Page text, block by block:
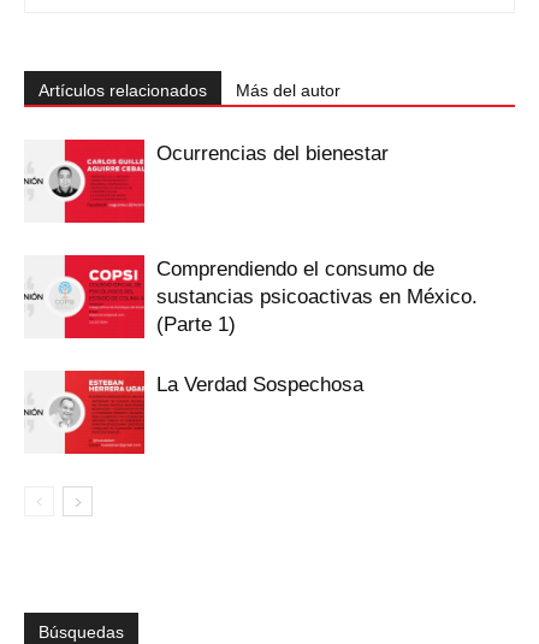
Artículos relacionados Más del autor
Ocurrencias del bienestar
Comprendiendo el consumo de
sustancias psicoactivas en México.
(Parte 1)
La Verdad Sospechosa
Búsquedas